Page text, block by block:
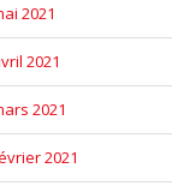
2021
2021
2021
2021